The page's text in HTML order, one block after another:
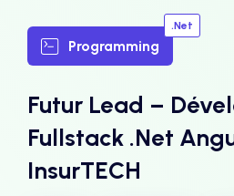
Programming
.Net
Futur Lead –
Fullstack .Net
InsurTECH